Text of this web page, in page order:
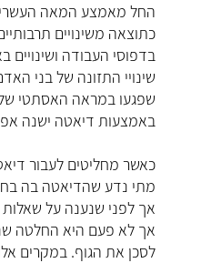
החל מאמצע המאה העשרים
כתוצאה משינויים
בדפוסי העבודה ושינויים
שינויי התזונה של בני
שפגעו במראה האסתטי של
באמצעות דיאטה ישנה
כאשר מחליטים לעבור
מתי נדע שהדיאטה בה
אך לפני שנענה על
אך לא פעם היא החלטה
לסכן את הגוף. במקרים